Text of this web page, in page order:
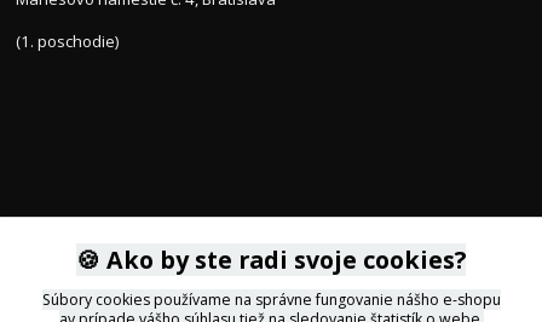
(1. poschodie)
KONTAKTY
🍪 Ako by ste radi svoje cookies?
Súbory cookies používame na správne fungovanie nášho e-shopu